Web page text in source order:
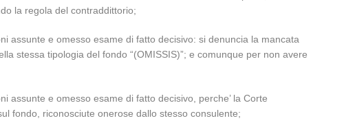
la regola del contraddittorio;
assunte e omesso esame di fatto decisivo: si denuncia la mancata
stessa tipologia del fondo “(OMISSIS)”; e comunque per non avere
assunte e omesso esame di fatto decisivo, perche’ la Corte
fondo, riconosciute onerose dallo stesso consulente;